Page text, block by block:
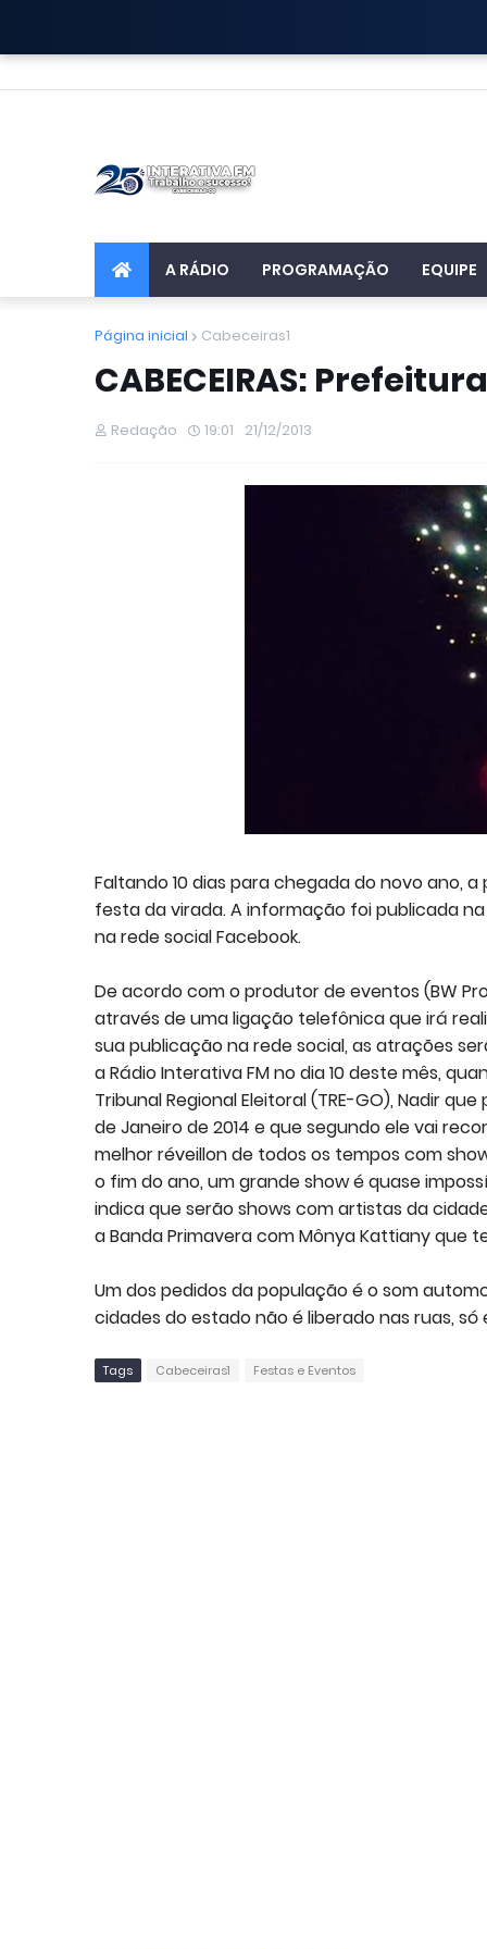
A RÁDIO PROGRAMAÇÃO EQUIPE
Página inicial Cabeceiras1
CABECEIRAS:
Redação 19:01 21/12/2013
Faltando 10 dias para chegada do novo ano,
festa da virada. A informação foi publicada
na rede social Facebook.
De acordo com o produtor de eventos (BW
através de uma ligação telefônica que irá
sua publicação na rede social, as atrações
a Rádio Interativa FM no dia 10 deste mês,
Tribunal Regional Eleitoral (TRE-GO), Nadir
de Janeiro de 2014 e que segundo ele vai
melhor réveillon de todos os tempos com
o fim do ano, um grande show é quase
indica que serão shows com artistas da
a Banda Primavera com Mônya Kattiany que
Um dos pedidos da população é o som
cidades do estado não é liberado nas ruas,
Tags Cabeceiras1 Festas e Eventos